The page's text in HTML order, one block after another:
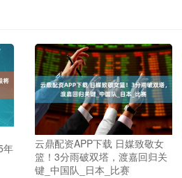
年
云鼎配资APP下载 日媒致敬女
篮！3分雨破双塔，渡嘉回归关
键_中国队_日本_比赛